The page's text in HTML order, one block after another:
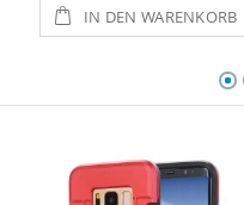
IN DEN WARENKORB